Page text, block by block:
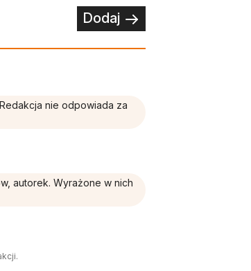
Dodaj
nie odpowiada za
autorek. Wyrażone w nich